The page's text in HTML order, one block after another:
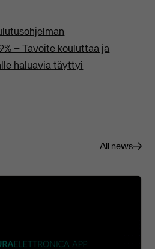
– Tavoite kouluttaa ja
haluavia täyttyi
All news